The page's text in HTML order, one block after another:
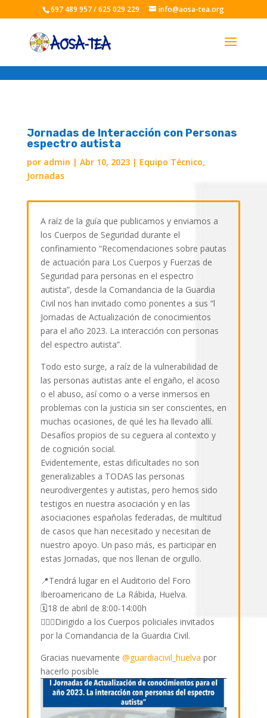
697 489 957 / 625 029 229 info@aosa-tea.org
Jornadas de Interacción con Personas
espectro autista
por admin | Abr 10, 2023| Equipo Técnico,
Jornadas
A raíz de la guía que publicamos y enviamos a
los Cuerpos de Seguridad durante el
confinamiento “Recomendaciones sobre pautas
de actuación para Los Cuerpos y Fuerzas de
Seguridad para personas en el espectro
autista”, desde la Comandancia de la Guardia
Civil nos han invitado como ponentes a sus “l
Jornadas de Actualización de conocimientos
para el año 2023. La interacción con personas
del espectro autista”.
Todo esto surge, a raíz de la vulnerabilidad de
las personas autistas ante el engaño, el acoso
o el abuso, así como o a verse inmersos en
problemas con la justicia sin ser conscientes, en
muchas ocasiones, de qué les ha llevado allí.
Desafíos propios de su ceguera al contexto y
de cognición social.
Evidentemente, estas dificultades no son
generalizables a TODAS las personas
neurodivergentes y autistas, pero hemos sido
testigos en nuestra asociación y en las
asociaciones españolas federadas, de multitud
de casos que han necesitado y necesitan de
nuestro apoyo. Un paso más, es participar en
estas Jornadas, que nos llenan de orgullo.
📍Tendrá lugar en el Auditorio del Foro
Iberoamericano de La Rábida, Huelva.
🗓️18 de abril de 8:00-14:00h
👮🏼‍♀️Dirigido a los Cuerpos policiales invitados
por la Comandancia de la Guardia Civil.
Gracias nuevamente @guardiacivil_huelva por
hacerlo posible